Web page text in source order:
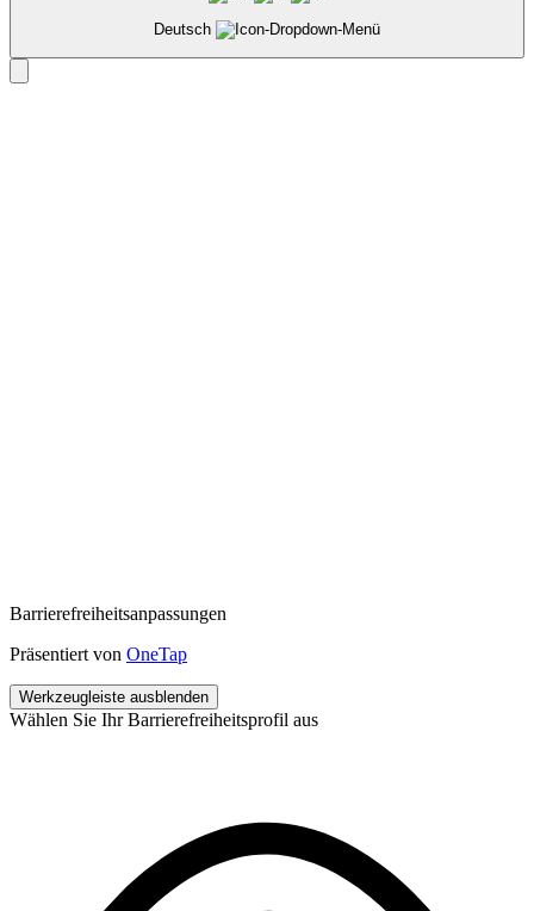
Deutsch
Barrierefreiheitsanpassungen
Präsentiert von OneTap
Werkzeugleiste ausblenden
Wählen Sie Ihr Barrierefreiheitsprofil aus